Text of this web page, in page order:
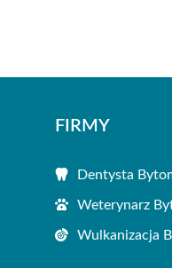
FIRMY
Dentysta
Weterynarz
Wulkanizacja